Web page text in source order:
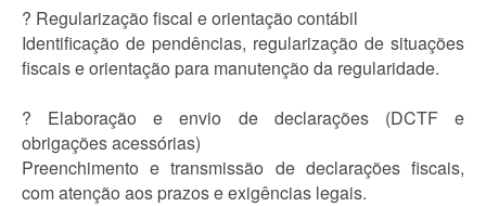
? Regularização fiscal e orientação contábil
Identificação de pendências, regularização de situações
fiscais e orientação para manutenção da regularidade.
? Elaboração e envio de declarações (DCTF e
obrigações acessórias)
Preenchimento e transmissão de declarações fiscais,
com atenção aos prazos e exigências legais.